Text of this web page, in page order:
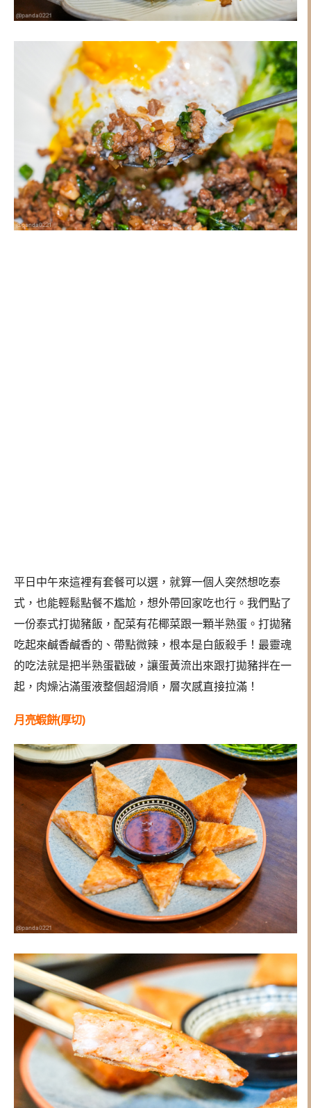
平日中午來這裡有套餐可以選，就算一個人突然想吃泰
式，也能輕鬆點餐不尷尬，想外帶回家吃也行。我們點了
一份泰式打拋豬飯，配菜有花椰菜跟一顆半熟蛋。打拋豬
吃起來鹹香鹹香的、帶點微辣，根本是白飯殺手！最靈魂
的吃法就是把半熟蛋戳破，讓蛋黃流出來跟打拋豬拌在一
起，肉燥沾滿蛋液整個超滑順，層次感直接拉滿！
月亮蝦餅(厚切)